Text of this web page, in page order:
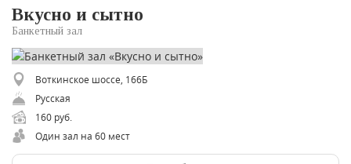
Вкусно и сытно
Банкетный зал
Воткинское шоссе, 166Б
Русская
160 руб.
Один зал на 60 мест